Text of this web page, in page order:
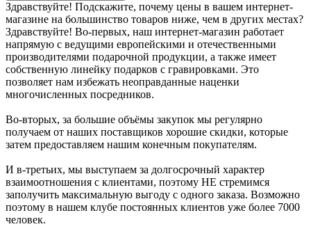
Здравствуйте! Подскажите, почему цены в вашем интернет-
магазине на большинство товаров ниже, чем в других местах?
Здравствуйте! Во-первых, наш интернет-магазин работает
напрямую с ведущими европейскими и отечественными
производителями подарочной продукции, а также имеет
собственную линейку подарков с гравировками. Это
позволяет нам избежать неоправданные наценки
многочисленных посредников.
Во-вторых, за большие объёмы закупок мы регулярно
получаем от наших поставщиков хорошие скидки, которые
затем предоставляем нашим конечным покупателям.
И в-третьих, мы выступаем за долгосрочный характер
взаимоотношения с клиентами, поэтому НЕ стремимся
заполучить максимальную выгоду с одного заказа. Возможно
поэтому в нашем клубе постоянных клиентов уже более 7000
человек.